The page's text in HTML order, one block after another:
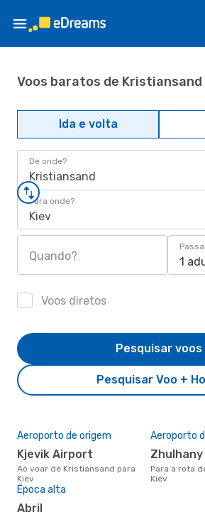
Voos baratos de Kristiansand
Ida e volta
De onde?
Kristiansand
Para onde?
Kiev
Quando? 1
Voos diretos
Pesquisar Voo +
Pesquisar voos
Aeroporto de origem
Kjevik Airport
Ao voar de Kristiansand para
Kiev
Aeroporto
Zhulhany
Para a rota de Kristiansand a
Kiev
Época alta
abril